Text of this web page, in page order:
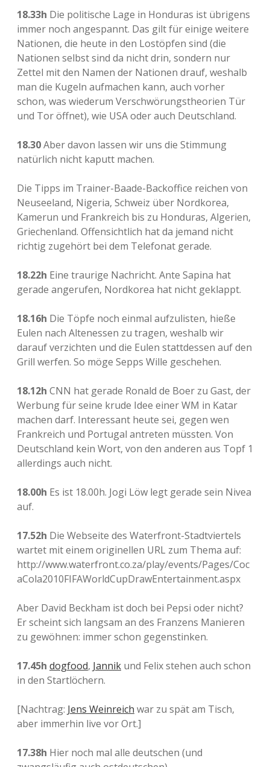
18.33h Die politische Lage in Honduras ist übrigens
immer noch angespannt. Das gilt für einige weitere
Nationen, die heute in den Lostöpfen sind (die
Nationen selbst sind da nicht drin, sondern nur
Zettel mit den Namen der Nationen drauf, weshalb
man die Kugeln aufmachen kann, auch vorher
schon, was wiederum Verschwörungstheorien Tür
und Tor öffnet), wie USA oder auch Deutschland.
18.30Aber davon lassen wir uns die Stimmung
natürlich nicht kaputt machen.
Die Tipps im Trainer-Baade-Backoffice reichen von
Neuseeland, Nigeria, Schweiz über Nordkorea,
Kamerun und Frankreich bis zu Honduras, Algerien,
Griechenland. Offensichtlich hat da jemand nicht
richtig zugehört bei dem Telefonat gerade.
18.22h Eine traurige Nachricht. Ante Sapina hat
gerade angerufen, Nordkorea hat nicht geklappt.
18.16h Die Töpfe noch einmal aufzulisten, hieße
Eulen nach Altenessen zu tragen, weshalb wir
darauf verzichten und die Eulen stattdessen auf den
Grill werfen. So möge Sepps Wille geschehen.
18.12h CNN hat gerade Ronald de Boer zu Gast, der
Werbung für seine krude Idee einer WM in Katar
machen darf. Interessant heute sei, gegen wen
Frankreich und Portugal antreten müssten. Von
Deutschland kein Wort, von den anderen aus Topf 1
allerdings auch nicht.
18.00h Es ist 18.00h. Jogi Löw legt gerade sein Nivea
auf.
17.52h Die Webseite des Waterfront-Stadtviertels
wartet mit einem originellen URL zum Thema auf:
http://www.waterfront.co.za/play/events/Pages/Coc
aCola2010FIFAWorldCupDrawEntertainment.aspx
Aber David Beckham ist doch bei Pepsi oder nicht?
Er scheint sich langsam an des Franzens Manieren
zu gewöhnen: immer schon gegenstinken.
17.45h dogfood, Jannik und Felix stehen auch schon
in den Startlöchern.
[Nachtrag: Jens Weinreich war zu spät am Tisch,
aber immerhin live vor Ort.]
17.38h Hier noch mal alle deutschen (und